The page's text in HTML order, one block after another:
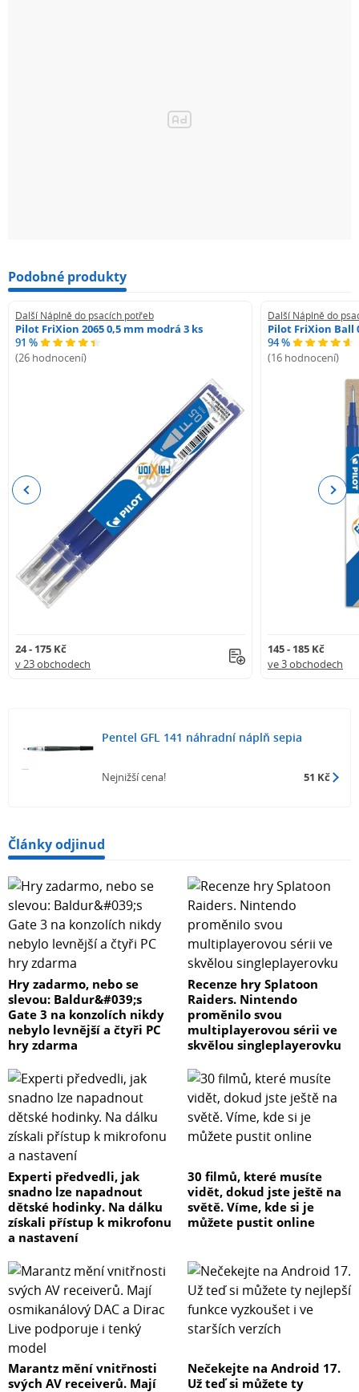
Podobné produkty
Další Náplně do psacích potřeb
Pilot FriXion 2065 0,5 mm modrá 3 ks
91 %
(26 hodnocení)
24 - 175 Kč
v 23 obchodech
Další Náplně do
Pilot FriXion Ball
94 %
(16 hodnocení)
145 - 185 Kč
ve 3 obchodech
Previous Next
Pentel GFL 141 náhradní náplň sepia
Nejnižší cena! 51 Kč
Články odjinud
Hry zadarmo, nebo se
slevou: Baldur&#039;s
Gate 3 na konzolích nikdy
nebylo levnější a čtyři PC
hry zdarma
Recenze hry Splatoon
Raiders. Nintendo
proměnilo svou
multiplayerovou sérii ve
skvělou singleplayerovku
Experti předvedli, jak
snadno lze napadnout
dětské hodinky. Na dálku
získali přístup k mikrofonu
a nastavení
30 filmů, které musíte
vidět, dokud jste ještě na
světě. Víme, kde si je
můžete pustit online
Marantz mění vnitřnosti
svých AV receiverů. Mají
Nečekejte na Android 17.
Už teď si můžete ty